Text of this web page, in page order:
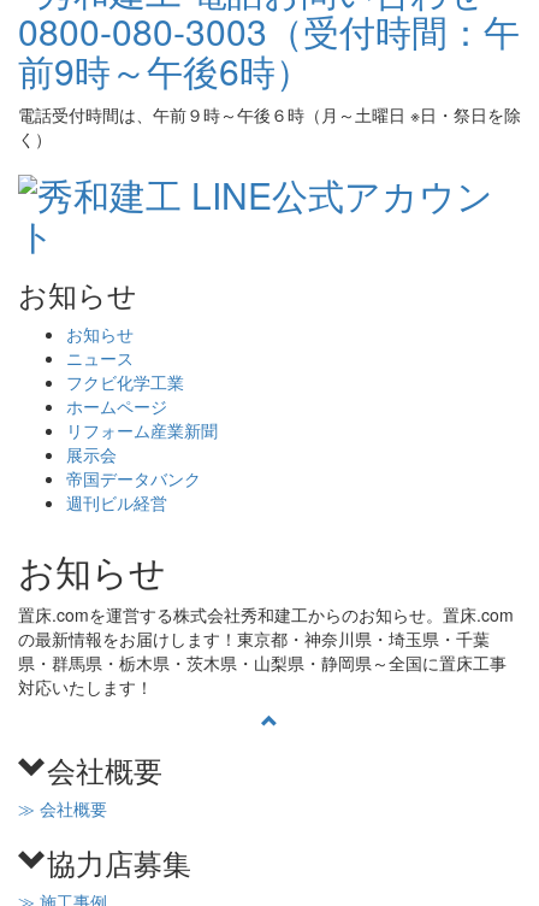
電話受付時間は、午前９時～午後６時（月～土曜日 ※日・祭日を除
く）
お知らせ
お知らせ
ニュース
フクビ化学工業
ホームページ
リフォーム産業新聞
展示会
帝国データバンク
週刊ビル経営
お知らせ
置床.comを運営する株式会社秀和建工からのお知らせ。置床.com
の最新情報をお届けします！東京都・神奈川県・埼玉県・千葉
県・群馬県・栃木県・茨木県・山梨県・静岡県～全国に置床工事
対応いたします！
会社概要
≫ 会社概要
協力店募集
≫ 施工事例